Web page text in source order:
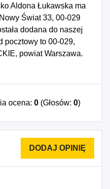
Aldona Łukawska ma
Świat 33, 00-029
dodana do naszej
pocztowy to 00-029,
powiat Warszawa.
NIP to
przypada
ocena: 0 (Głosów: 0)